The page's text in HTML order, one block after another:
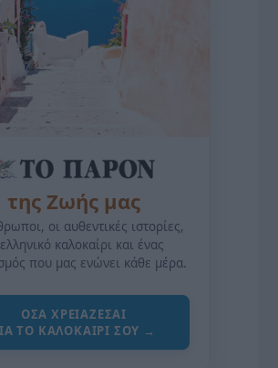
της Ζωής μας
οι αυθεντικές ιστορίες,
καλοκαίρι και ένας
που μας ενώνει κάθε μέρα.
ΌΣΑ ΧΡΕΙΆΖΕΣΑΙ
ΤΟ ΚΑΛΟΚΑΊΡΙ ΣΟΥ →